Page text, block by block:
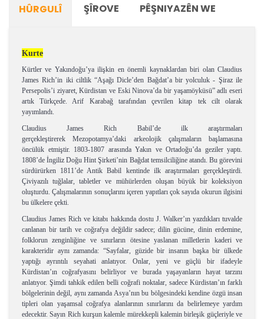
HÛRGULÎ ŞÎROVE PÊŞNIYAZÊN WE
Kurte
Kürtler ve Yakındoğu’ya ilişkin en önemli kaynaklardan biri olan Claudius
James Rich’in iki ciltlik “Aşağı Dicle’den Bağdat’a bir yolculuk - Şiraz ile
Persepolis’i ziyaret, Kürdistan ve Eski Ninova’da bir yaşamöyküsü” adlı eseri
artık Türkçede. Arif Karabağ tarafından çevrilen kitap tek cilt olarak
yayımlandı.
Claudius James Rich Babil’de ilk araştırmaları
gerçekleştirerek Mezopotamya’daki arkeolojik çalışmaların başlamasına
öncülük etmiştir. 1803-1807 arasında Yakın ve Ortadoğu’da geziler yaptı.
1808’de İngiliz Doğu Hint Şirketi’nin Bağdat temsilciliğine atandı. Bu görevini
sürdürürken 1811’de Antik Babil kentinde ilk araştırmaları gerçekleştirdi.
Çiviyazılı tuğlalar, tabletler ve mühürlerden oluşan büyük bir koleksiyon
oluşturdu. Çalışmalarının sonuçlarını içeren yapıtları çok sayıda okurun ilgisini
bu ülkelere çekti.
Claudius James Rich ve kitabı hakkında dostu J. Walker’ın yazdıkları tuvalde
canlanan bir tarih ve coğrafya değildir sadece; dilin gücüne, dinin erdemine,
folklorun zenginliğine ve sınırların ötesine yaslanan milletlerin kaderi ve
karakteridir aynı zamanda: “Sayfalar, güzide bir insanın başka bir ülkede
yaptığı ayrıntılı seyahati anlatıyor. Onlar, yeni ve güçlü bir ifadeyle
Kürdistan’ın coğrafyasını belirliyor ve burada yaşayanların hayat tarzını
anlatıyor. Şimdi tahkik edilen belli coğrafi noktalar, sadece Kürdistan’ın farklı
bölgelerinin değil, aynı zamanda Asya’nın bu bölgesindeki kendine özgü insan
tipleri olan yaşamsal coğrafya alanlarının sınırlarını da belirlemeye yardım
edecektir. Sayın Rich kurşun kalemle mürekkepli kalemin birleşik güçleriyle ve